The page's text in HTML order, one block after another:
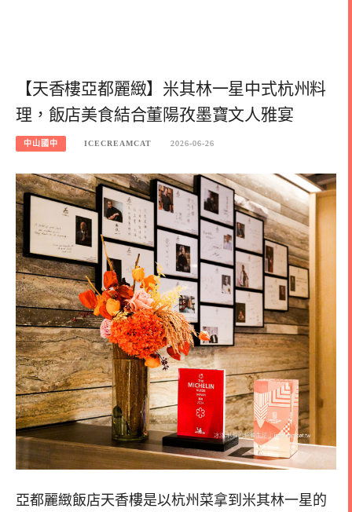
【天香樓亞都麗緻】米其林一星中式杭州料
理，飯店美食結合董陽孜墨寶文人雅宴
中山國中 ICECREAMCAT 2026-06-26
亞都麗緻飯店天香樓是以杭州菜拿到米其林一星的